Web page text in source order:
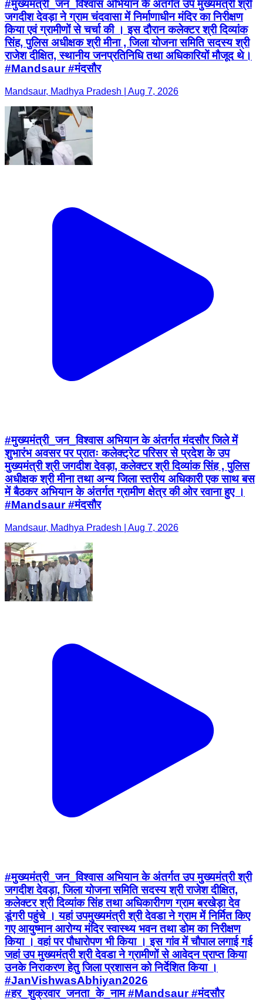
#मुख्यमंत्री_जन_विश्वास अभियान के अंतर्गत उप मुख्यमंत्री श्री
जगदीश देवड़ा ने ग्राम चंदवासा में निर्माणाधीन मंदिर का निरीक्षण
किया एवं ग्रामीणों से चर्चा की । इस दौरान कलेक्टर श्री दिव्यांक
सिंह, पुलिस अधीक्षक श्री मीना , जिला योजना समिति सदस्य श्री
राजेश दीक्षित, स्थानीय जनप्रतिनिधि तथा अधिकारियों मौजूद थे।
#Mandsaur #मंदसौर
Mandsaur, Madhya Pradesh | Aug 7, 2026
#मुख्यमंत्री_जन_विश्वास अभियान के अंतर्गत मंदसौर जिले में
शुभारंभ अवसर पर प्रातः कलेक्ट्रेट परिसर से प्रदेश के उप
मुख्यमंत्री श्री जगदीश देवड़ा, कलेक्टर श्री दिव्यांक सिंह , पुलिस
अधीक्षक श्री मीना तथा अन्य जिला स्तरीय अधिकारी एक साथ बस
में बैठकर अभियान के अंतर्गत ग्रामीण क्षेत्र की ओर रवाना हुए ।
#Mandsaur #मंदसौर
Mandsaur, Madhya Pradesh | Aug 7, 2026
#मुख्यमंत्री_जन_विश्वास अभियान के अंतर्गत उप मुख्यमंत्री श्री
जगदीश देवड़ा, जिला योजना समिति सदस्य श्री राजेश दीक्षित,
कलेक्टर श्री दिव्यांक सिंह तथा अधिकारीगण ग्राम बरखेड़ा देव
डूंगरी पहुंचे । यहां उपमुख्यमंत्री श्री देवडा ने ग्राम में निर्मित किए
गए आयुष्मान आरोग्य मंदिर स्वास्थ्य भवन तथा डोम का निरीक्षण
किया । वहां पर पौधारोपण भी किया । इस गांव में चौपाल लगाई गई
जहां उप मुख्यमंत्री श्री देवडा ने ग्रामीणों से आवेदन प्राप्त किया
उनके निराकरण हेतु जिला प्रशासन को निर्देशित किया ।
#JanVishwasAbhiyan2026
#हर_शुक्रवार_जनता_के_नाम #Mandsaur #मंदसौर